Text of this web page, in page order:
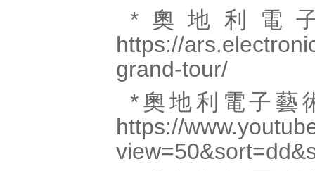
*奧地利電
https://
grand-tour/
*奧地利電子藝
https://